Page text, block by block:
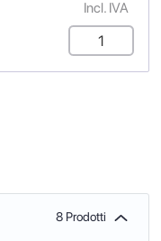
Incl. IVA
8 Prodotti